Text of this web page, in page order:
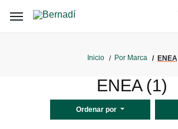
Inicio Por Marca ENEA
ENEA (1)
Ordenar por